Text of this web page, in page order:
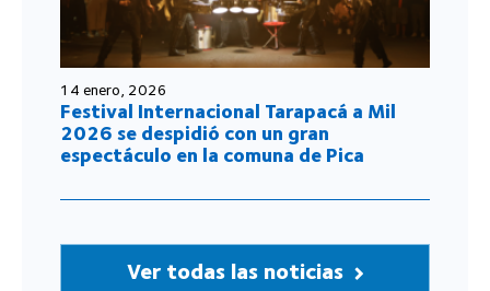
14 enero, 2026
Festival Internacional Tarapacá a Mil
2026 se despidió con un gran
espectáculo en la comuna de Pica
Ver todas las noticias